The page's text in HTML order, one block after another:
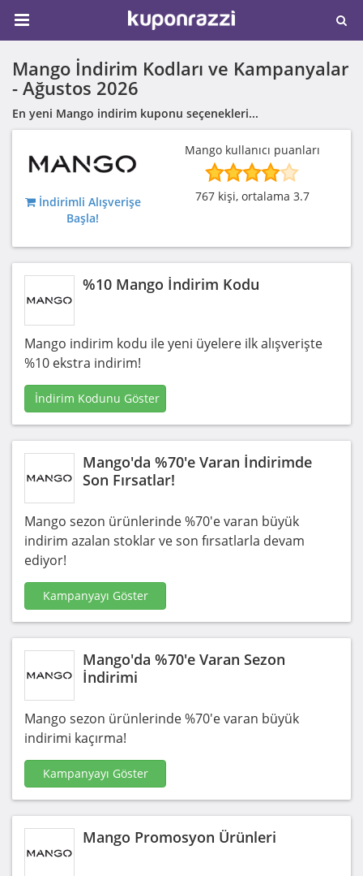
Mango İndirim Kodları ve Kampanyalar
- Ağustos 2026
En yeni Mango indirim kuponu seçenekleri...
İndirimli Alışverişe
Başla!
Mango kullanıcı puanları
767 kişi, ortalama 3.7
%10 Mango İndirim Kodu
Mango indirim kodu ile yeni üyelere ilk alışverişte
%10 ekstra indirim!
İndirim Kodunu Göster
Mango'da %70'e Varan İndirimde
Son Fırsatlar!
Mango sezon ürünlerinde %70'e varan büyük
indirim azalan stoklar ve son fırsatlarla devam
ediyor!
Kampanyayı Göster
Mango'da %70'e Varan Sezon
İndirimi
Mango sezon ürünlerinde %70'e varan büyük
indirimi kaçırma!
Kampanyayı Göster
Mango Promosyon Ürünleri